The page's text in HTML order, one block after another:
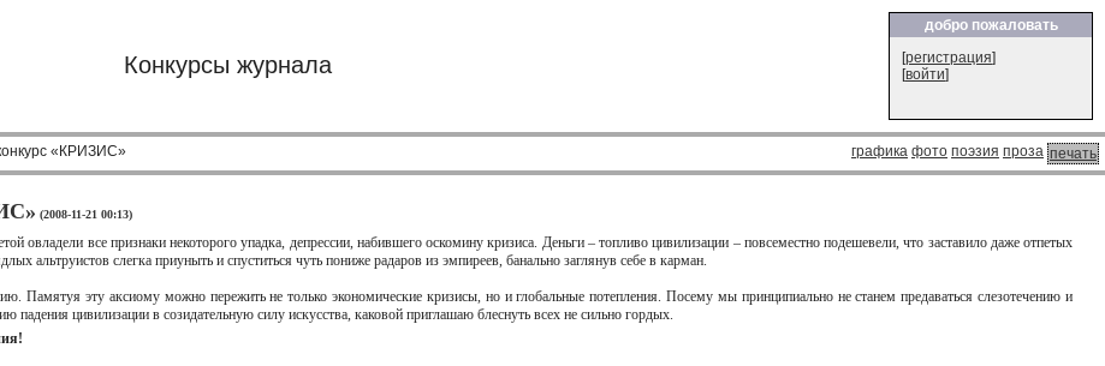
Конкурсы журнала
добро пожаловать
[регистрация]
[войти]
печать
графика фото поэзия проза
«КРИЗИС»
(2008-11-21 00:13)
овладели все признаки некоторого упадка, депрессии, набившего оскомину кризиса. Деньги – топливо цивилизации – повсеместно подешевели, что заставило даже отпетых
альтруистов слегка приуныть и спуститься чуть пониже радаров из эмпиреев, банально заглянув себе в карман.
Памятуя эту аксиому можно пережить не только экономические кризисы, но и глобальные потепления. Посему мы принципиально не станем предаваться слезотечению и
падения цивилизации в созидательную силу искусства, каковой приглашаю блеснуть всех не сильно гордых.